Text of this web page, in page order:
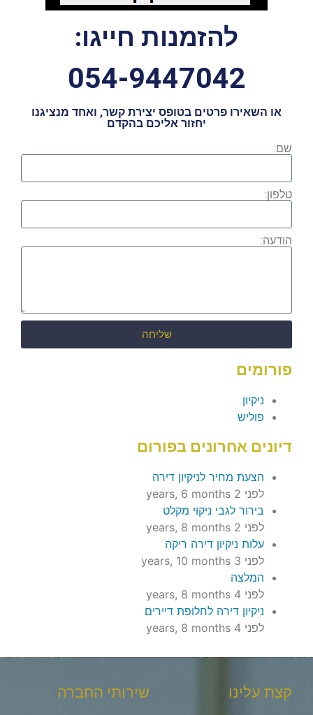
להזמנות חייגו:
054-9447042
או השאירו פרטים בטופס יצירת קשר, ואחד מנציגנו
יחזור אליכם בהקדם
שם:
טלפון:
הודעה:
שליחה
פורומים
ניקיון
פוליש
דיונים אחרונים בפורום
הצעת מחיר לניקיון דירה
לפני 2 years, 6 months
בירור לגבי ניקוי מקלט
לפני 2 years, 8 months
עלות ניקיון דירה ריקה
לפני 3 years, 10 months
המלצה
לפני 4 years, 8 months
ניקיון דירה לחלופת דיירים
לפני 4 years, 8 months
קצת עלינו שירותי החברה